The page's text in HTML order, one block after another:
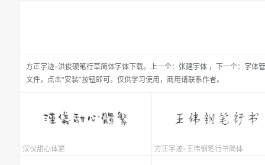
方正字迹-洪俊硬笔行草简体字体下载。 上一个： 张建宇体 ， 下一个： 字体
文件，点击“安装”按钮即可。仅供学习使用，商用请联系作者。
汉仪甜心体繁 方正字迹-王伟钢笔行书简体